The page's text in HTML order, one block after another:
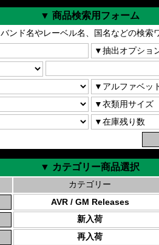
▼ 商品検索用フォーム
バンド名やレーベル名、国名などの検索
▼ カテゴリー商品選択
カテゴリー
AVR / GM Releases
新入荷
再入荷